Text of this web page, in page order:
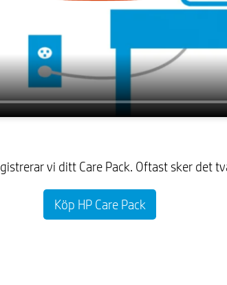
vi ditt Care Pack. Oftast sker det
Köp HP Care Pack